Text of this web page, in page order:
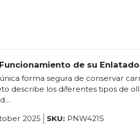
de su
forma segura de conservar
describe los diferentes tipos de
2025 SKU: PNW421S